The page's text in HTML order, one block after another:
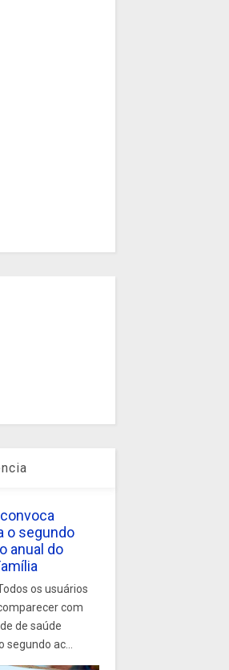
o segundo
anual do
os usuários
com
de saúde
segundo ac...